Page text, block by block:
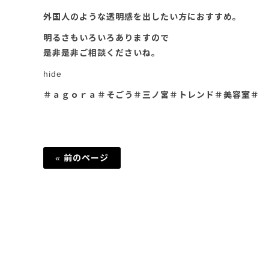
外国人のような透明感を出したい方におすすめ。
明るさもいろいろありますので
是非是非ご相談くださいね。
hide
＃ａｇｏｒａ＃そごう＃三ノ宮＃トレンド＃美容室＃
« 前のページ